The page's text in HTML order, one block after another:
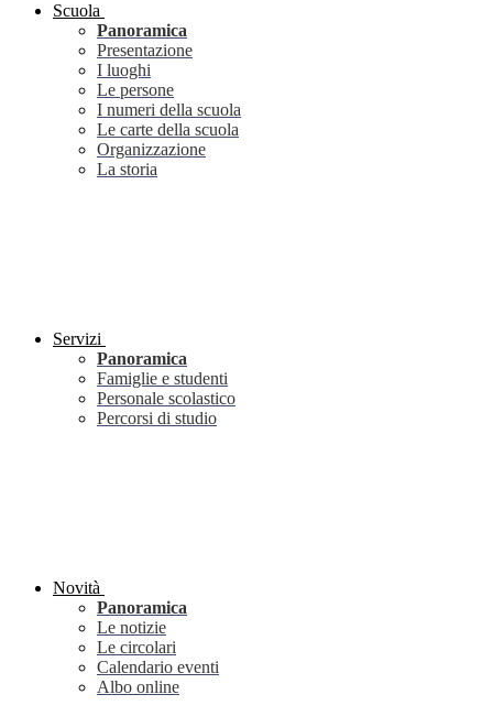
Scuola
Panoramica
Presentazione
I luoghi
Le persone
I numeri della scuola
Le carte della scuola
Organizzazione
La storia
Servizi
Panoramica
Famiglie e studenti
Personale scolastico
Percorsi di studio
Novità
Panoramica
Le notizie
Le circolari
Calendario eventi
Albo online